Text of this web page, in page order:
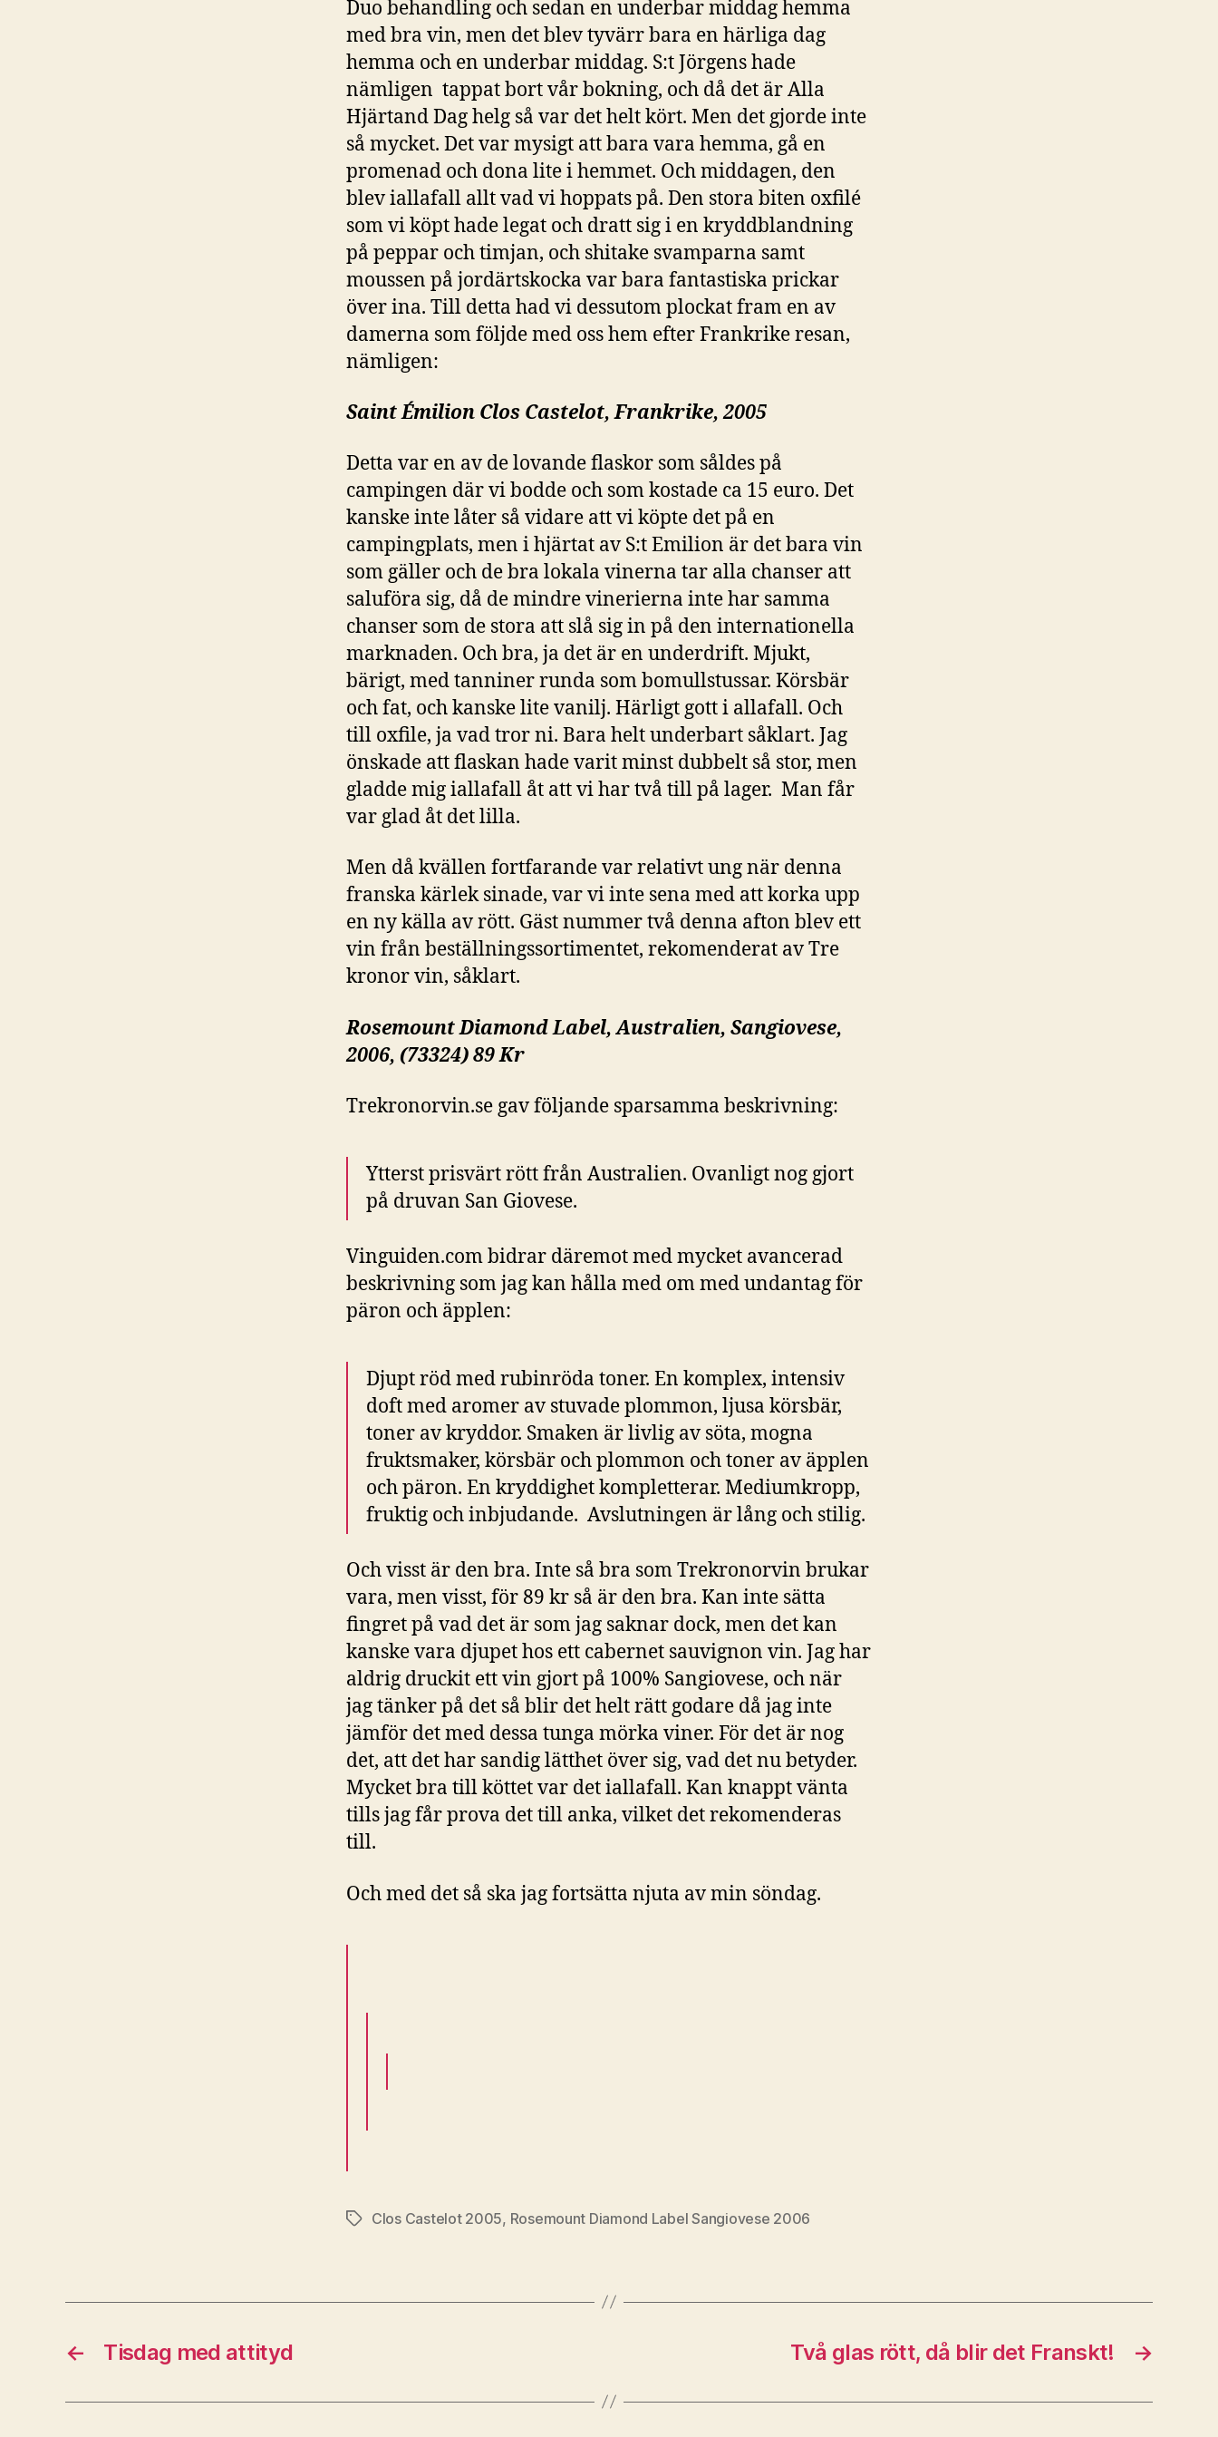
Duo behandling och sedan en underbar middag hemma
med bra vin, men det blev tyvärr bara en härliga dag
hemma och en underbar middag. S:t Jörgens hade
nämligen tappat bort vår bokning, och då det är Alla
Hjärtand Dag helg så var det helt kört. Men det gjorde inte
så mycket. Det var mysigt att bara vara hemma, gå en
promenad och dona lite i hemmet. Och middagen, den
blev iallafall allt vad vi hoppats på. Den stora biten oxfilé
som vi köpt hade legat och dratt sig i en kryddblandning
på peppar och timjan, och shitake svamparna samt
moussen på jordärtskocka var bara fantastiska prickar
över ina. Till detta had vi dessutom plockat fram en av
damerna som följde med oss hem efter Frankrike resan,
nämligen:
Saint Émilion Clos Castelot, Frankrike, 2005
Detta var en av de lovande flaskor som såldes på
campingen där vi bodde och som kostade ca 15 euro. Det
kanske inte låter så vidare att vi köpte det på en
campingplats, men i hjärtat av S:t Emilion är det bara vin
som gäller och de bra lokala vinerna tar alla chanser att
saluföra sig, då de mindre vinerierna inte har samma
chanser som de stora att slå sig in på den internationella
marknaden. Och bra, ja det är en underdrift. Mjukt,
bärigt, med tanniner runda som bomullstussar. Körsbär
och fat, och kanske lite vanilj. Härligt gott i allafall. Och
till oxfile, ja vad tror ni. Bara helt underbart såklart. Jag
önskade att flaskan hade varit minst dubbelt så stor, men
gladde mig iallafall åt att vi har två till på lager. Man får
var glad åt det lilla.
Men då kvällen fortfarande var relativt ung när denna
franska kärlek sinade, var vi inte sena med att korka upp
en ny källa av rött. Gäst nummer två denna afton blev ett
vin från beställningssortimentet, rekomenderat av Tre
kronor vin, såklart.
Rosemount Diamond Label, Australien, Sangiovese,
2006, (73324) 89 Kr
Trekronorvin.se gav följande sparsamma beskrivning:
Ytterst prisvärt rött från Australien. Ovanligt nog gjort
på druvan San Giovese.
Vinguiden.com bidrar däremot med mycket avancerad
beskrivning som jag kan hålla med om med undantag för
päron och äpplen:
Djupt röd med rubinröda toner. En komplex, intensiv
doft med aromer av stuvade plommon, ljusa körsbär,
toner av kryddor. Smaken är livlig av söta, mogna
fruktsmaker, körsbär och plommon och toner av äpplen
och päron. En kryddighet kompletterar. Mediumkropp,
fruktig och inbjudande. Avslutningen är lång och stilig.
Och visst är den bra. Inte så bra som Trekronorvin brukar
vara, men visst, för 89 kr så är den bra. Kan inte sätta
fingret på vad det är som jag saknar dock, men det kan
kanske vara djupet hos ett cabernet sauvignon vin. Jag har
aldrig druckit ett vin gjort på 100% Sangiovese, och när
jag tänker på det så blir det helt rätt godare då jag inte
jämför det med dessa tunga mörka viner. För det är nog
det, att det har sandig lätthet över sig, vad det nu betyder.
Mycket bra till köttet var det iallafall. Kan knappt vänta
tills jag får prova det till anka, vilket det rekomenderas
till.
Och med det så ska jag fortsätta njuta av min söndag.
EtiketterClos Castelot 2005, Rosemount Diamond Label Sangiovese 2006
← Tisdag med attityd →
Två glas rött, då blir det Franskt!